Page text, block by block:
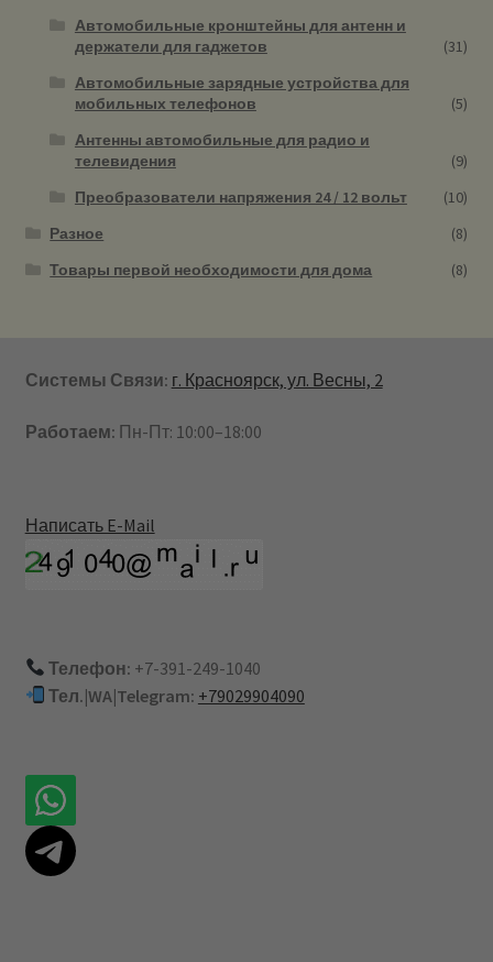
Автомобильные кронштейны для антенн и
держатели для гаджетов
(31)
Автомобильные зарядные устройства для
мобильных телефонов
(5)
Антенны автомобильные для радио и
телевидения
(9)
Преобразователи напряжения 24 / 12 вольт
(10)
Разное
(8)
Товары первой необходимости для дома
(8)
Системы Связи: г. Красноярск, ул. Весны, 2
Работаем: Пн-Пт: 10:00–18:00
Написать E-Mail
Телефон: +7-391-249-1040
Тел.|WA|Telegram: +79029904090